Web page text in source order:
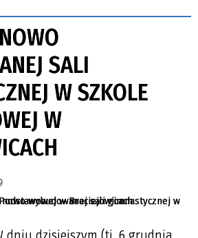
SALI
W SZKOLE
W